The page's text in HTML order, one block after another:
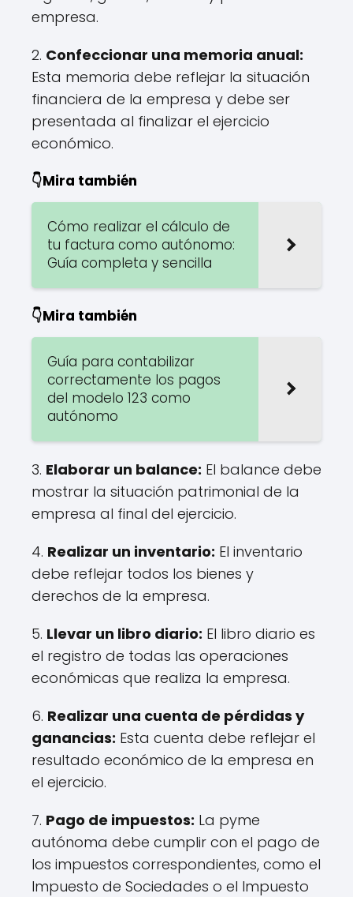
empresa.
2. Confeccionar una memoria anual:
Esta memoria debe reflejar la situación
financiera de la empresa y debe ser
presentada al finalizar el ejercicio
económico.
👇Mira también
Cómo realizar el cálculo de
tu factura como autónomo:
Guía completa y sencilla
👇Mira también
Guía para contabilizar
correctamente los pagos
del modelo 123 como
autónomo
3. Elaborar un balance: El balance debe
mostrar la situación patrimonial de la
empresa al final del ejercicio.
4. Realizar un inventario: El inventario
debe reflejar todos los bienes y
derechos de la empresa.
5. Llevar un libro diario: El libro diario es
el registro de todas las operaciones
económicas que realiza la empresa.
6. Realizar una cuenta de pérdidas y
ganancias: Esta cuenta debe reflejar el
resultado económico de la empresa en
el ejercicio.
7. Pago de impuestos: La pyme
autónoma debe cumplir con el pago de
los impuestos correspondientes, como el
Impuesto de Sociedades o el Impuesto